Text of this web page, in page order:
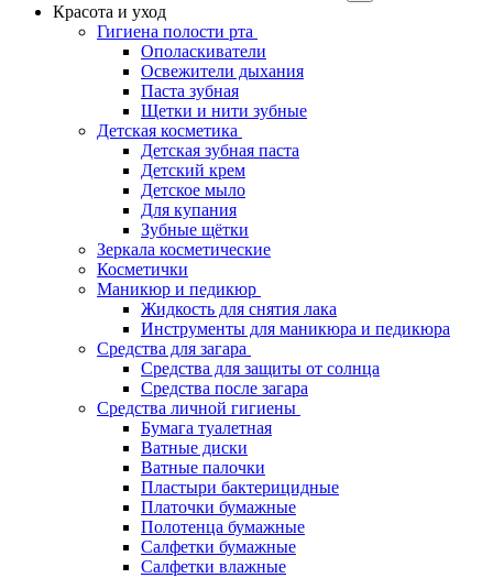
Красота и уход
Гигиена полости рта
Ополаскиватели
Освежители дыхания
Паста зубная
Щетки и нити зубные
Детская косметика
Детская зубная паста
Детский крем
Детское мыло
Для купания
Зубные щётки
Зеркала косметические
Косметички
Маникюр и педикюр
Жидкость для снятия лака
Инструменты для маникюра и педикюра
Средства для загара
Средства для защиты от солнца
Средства после загара
Средства личной гигиены
Бумага туалетная
Ватные диски
Ватные палочки
Пластыри бактерицидные
Платочки бумажные
Полотенца бумажные
Салфетки бумажные
Салфетки влажные